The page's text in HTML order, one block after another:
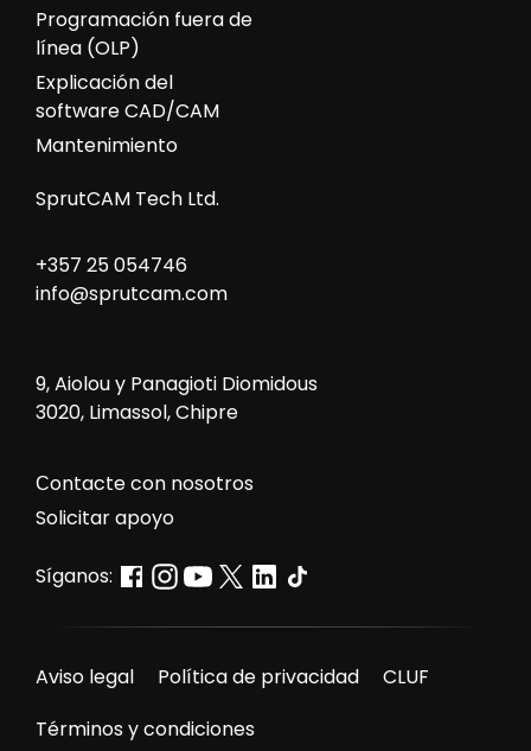
Programación fuera de
línea (OLP)
Explicación del
software CAD/CAM
Mantenimiento
SprutCAM Tech Ltd.
+357 25 054746
info@sprutcam.com
9, Aiolou y Panagioti Diomidous
3020, Limassol, Chipre
Сontacte con nosotros
Solicitar apoyo
Síganos:
Aviso legal Política de privacidad
CLUF
Términos y condiciones